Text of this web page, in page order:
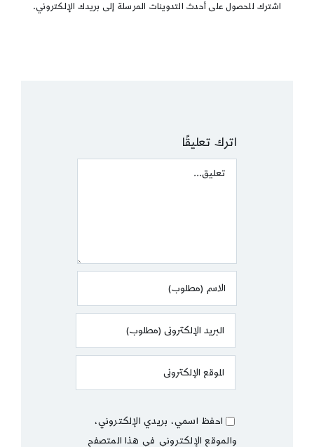
اشترك للحصول على أحدث التدوينات المرسلة إلى بريدك الإلكتروني.
اترك تعليقًا
Comment
احفظ اسمي، بريدي الإلكتروني،
والموقع الإلكتروني في هذا المتصفح